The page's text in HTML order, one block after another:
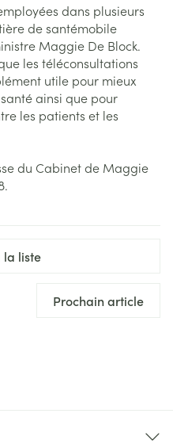
dans plusieurs
de santémobile
Maggie De Block.
les téléconsultations
utile pour mieux
ainsi que pour
les patients et les
du Cabinet de Maggie
la liste
Prochain article